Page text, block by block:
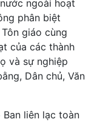
ngoài hoạt
phân biệt
giáo cùng
của các thành
và sự nghiệp
Dân chủ, Văn
liên lạc toàn